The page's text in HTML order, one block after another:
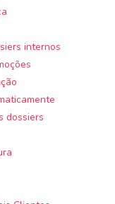
internos
dossiers